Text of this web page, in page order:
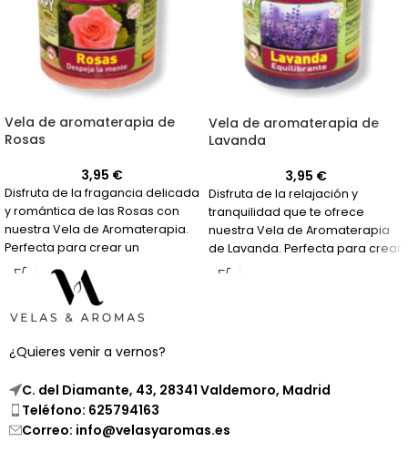
Vela de aromaterapia de
Rosas
3,95 €
Disfruta de la fragancia delicada
y romántica de las Rosas con
nuestra Vela de Aromaterapia.
Perfecta para crear un
ambiente relajante y aromático.
Vela de aromaterapia de
Lavanda
3,95 €
Disfruta de la relajación y
tranquilidad que te ofrece
nuestra Vela de Aromaterapia
de Lavanda. Perfecta para crear
un ambiente de paz en tu hogar.
¿Quieres venir a vernos?
C. del Diamante, 43, 28341 Valdemoro, Madrid
Teléfono: 625794163
Correo: info@velasyaromas.es